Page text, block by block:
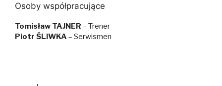
Osoby współpracujące
Tomisław TAJNER – Trener
Piotr ŚLIWKA – Serwismen